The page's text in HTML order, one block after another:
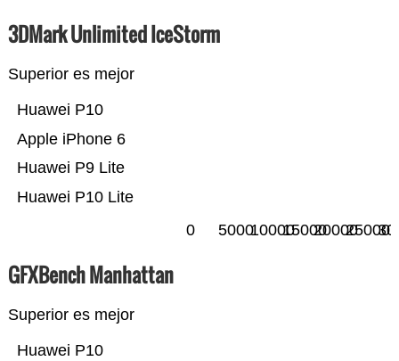
3DMark Unlimited IceStorm
Superior es mejor
Huawei P10 Lite
Huawei P9 Lite
Apple iPhone 6
Huawei P10
0 500010000150002000025000
GFXBench Manhattan
Superior es mejor
Huawei P10